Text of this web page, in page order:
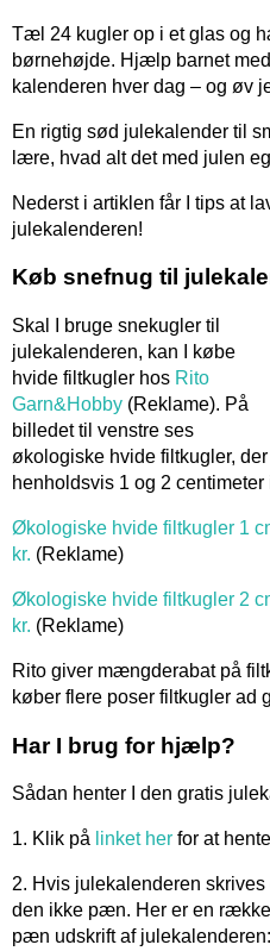
Tæl 24 kugler op i et glas og
børnehøjde. Hjælp barnet
kalenderen hver dag – og øv
En rigtig sød julekalender til
lære, hvad alt det med julen
Nederst i artiklen får I tips at
julekalenderen!
Køb snefnug til
Skal I bruge snekugler til
julekalenderen, kan I købe
hvide filtkugler hos Rito
Garn&Hobby (Reklame). På
billedet til venstre ses
økologiske hvide filtkugler,
henholdsvis 1 og 2 centimeter
Økologiske hvide filtkugler 1
kr. (Reklame)
Økologiske hvide filtkugler 2
kr. (Reklame)
Rito giver mængderabat på
køber flere poser filtkugler ad
Har I brug for hjælp?
Sådan henter I den gratis
1. Klik på linket her for at
2. Hvis julekalenderen
den ikke pæn. Her er en
pæn udskrift af julekalenderen: